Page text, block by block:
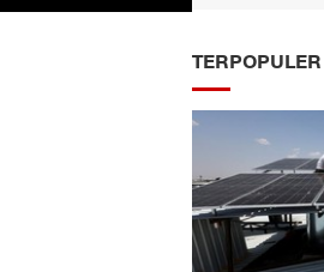
TERPOPULER